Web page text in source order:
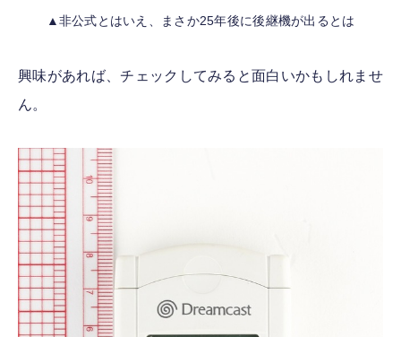
▲非公式とはいえ、まさか25年後に後継機が出るとは
興味があれば、チェックしてみると面白いかもしれませ
ん。